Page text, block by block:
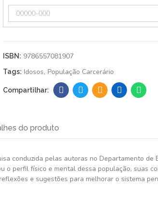
ISBN: 9786557081907
Tags: Idosos População Carcerário
do produto
conduzida pelas autoras no Departamento de
o perfil físico e mental dessa população, suas
e sugestões para melhorar o sistema